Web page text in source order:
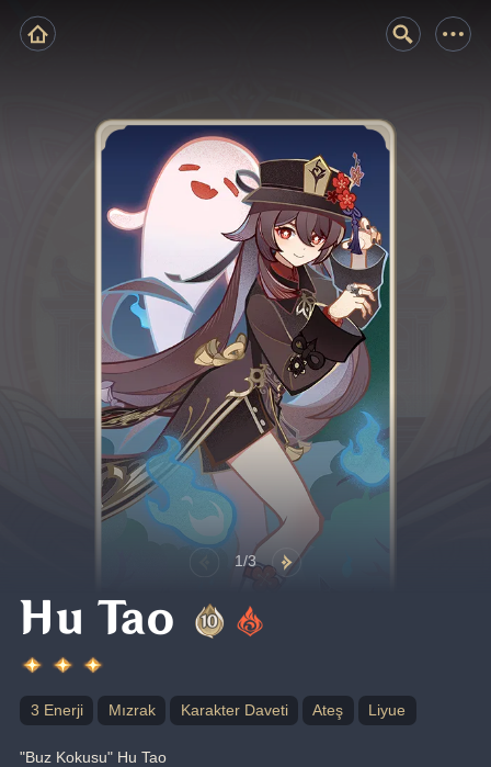
1/3
Hu Tao
3 Enerji Mızrak Karakter Daveti Ateş Liyue
"Buz Kokusu" Hu Tao